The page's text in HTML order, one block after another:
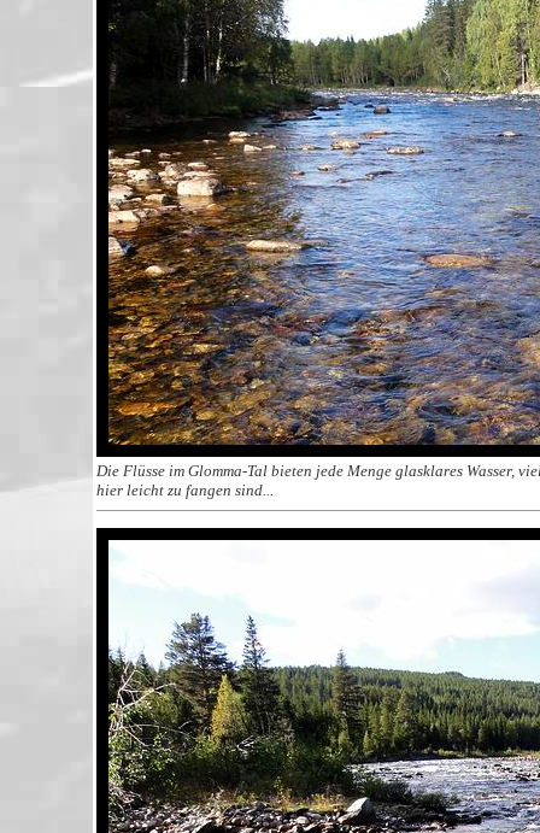
Die Flüsse im Glomma-Tal bieten jede Menge glasklares Wasser,
hier leicht zu fangen sind...